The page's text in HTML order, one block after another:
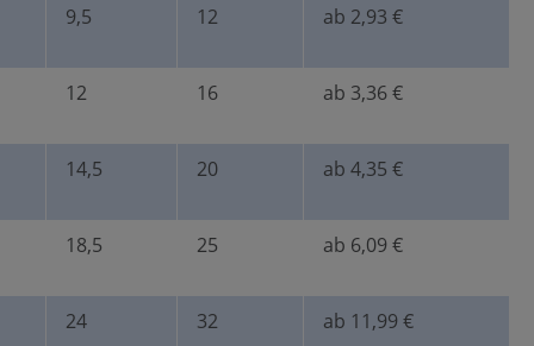
9,5 12 ab 2,93 €
12 16 ab 3,36 €
14,5 20 ab 4,35 €
18,5 25 ab 6,09 €
24 32 ab 11,99 €